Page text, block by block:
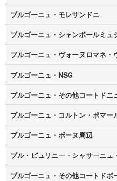
ブルゴーニュ・モレサンドニ
ブルゴーニュ・シャンボールミュ
ブルゴーニュ・ヴォーヌロマネ・
ブルゴーニュ・NSG
ブルゴーニュ・その他コートドニ
ブルゴーニュ・ボーヌ周辺
ブル・ピュリニー・シャサーニュ
ブルゴーニュ・その他コートドボ